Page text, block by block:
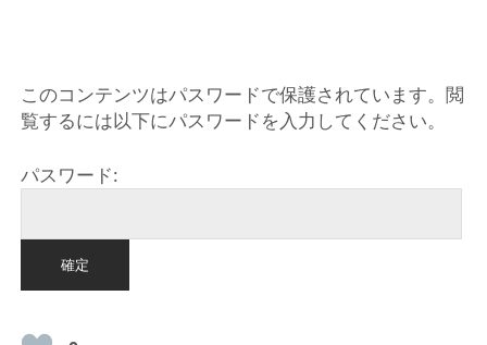
このコンテンツはパスワードで保護されています。閲
覧するには以下にパスワードを入力してください。
パスワード: